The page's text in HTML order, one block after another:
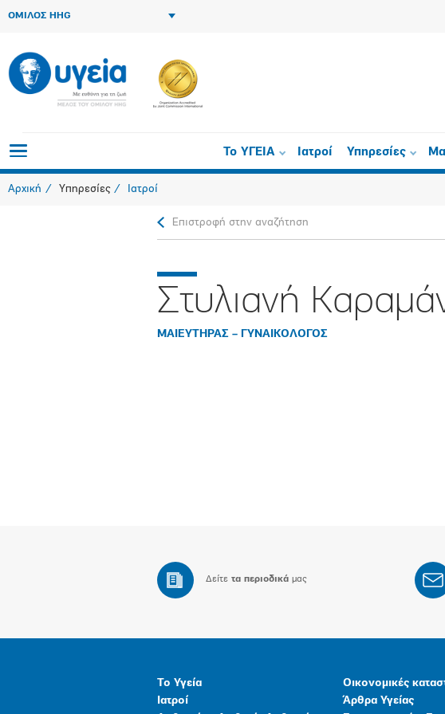
ΟΜΙΛΟΣ HHG
Το ΥΓΕΙΑ Ιατροί Υπηρεσίες
Αρχική Υπηρεσίες Ιατροί
Επιστροφή στην αναζήτηση
Στυλιανή
ΜΑΙΕΥΤΗΡΑΣ – ΓΥΝΑΙΚΟΛΟΓΟΣ
Δείτε τα περιοδικά μας
Το Υγεία
Ιατροί
Οικονομικές
Άρθρα Υγείας